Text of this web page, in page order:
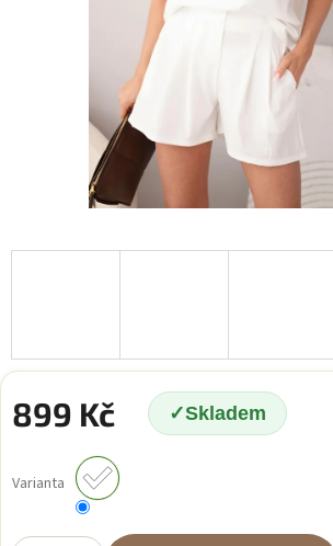
899 Kč Skladem
cena:
Varianta